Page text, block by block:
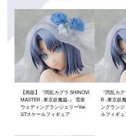
【再販】『閃乱カグラ SHINOVI
MASTER -東京妖魔篇-』 雪泉
ウェディングランジェリーVer.
1/7スケールフィギュア
『閃乱カ
R -東京妖
ングランジ
ルフィギュ